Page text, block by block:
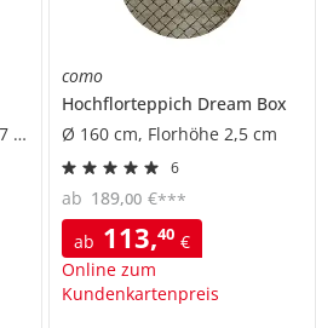
BL 90|160 cm, Florhöhe 0,7 cm
como
Hochflorteppich Dream Box
Ø 160 cm, Florhöhe 2,5 cm
6
ab 113,40 €
Online zum
Kundenkartenpreis
ab 189,00 €***